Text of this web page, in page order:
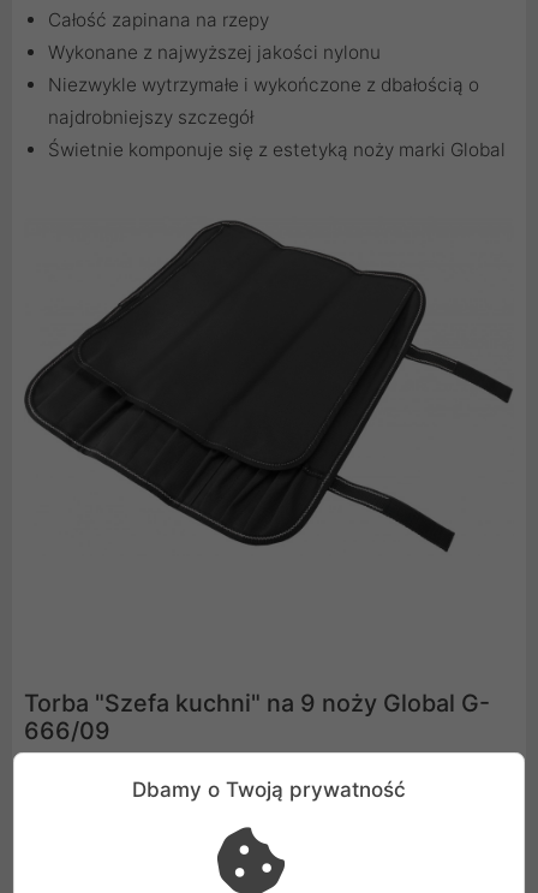
Całość zapinana na rzepy
Wykonane z najwyższej jakości nylonu
Niezwykle wytrzymałe i wykończone z dbałością o
najdrobniejszy szczegół
Świetnie komponuje się z estetyką noży marki Global
Torba "Szefa kuchni" na 9 noży Global G-
666/09
Wysokiej klasy noże należą do najcenniejszych
odpowiedniego zabezpieczenia w transporcie i
starannej pielęgnacji w przerwach od pracy. Akcesoria
Dbamy o Twoją prywatność